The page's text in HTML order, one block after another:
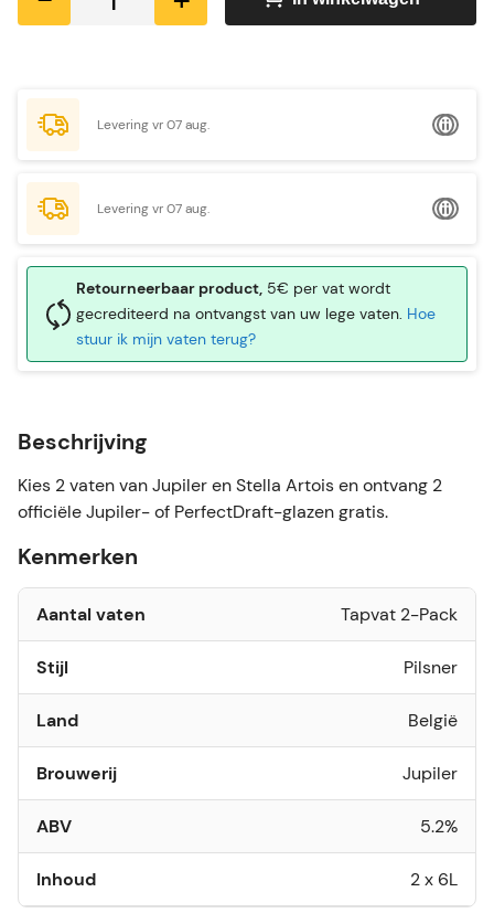
Retourneerbaar product, 5€ per vat wordt
gecrediteerd na ontvangst van uw lege vaten. Hoe
stuur ik mijn vaten terug?
Levering vr 07 aug.
Levering vr 07 aug.
Beschrijving
Kies 2 vaten van Jupiler en Stella Artois en ontvang 2
officiële Jupiler- of PerfectDraft-glazen gratis.
Kenmerken
Aantal vaten Tapvat 2-Pack
Stijl Pilsner
Land België
Brouwerij Jupiler
ABV 5.2%
Inhoud 2 x 6L